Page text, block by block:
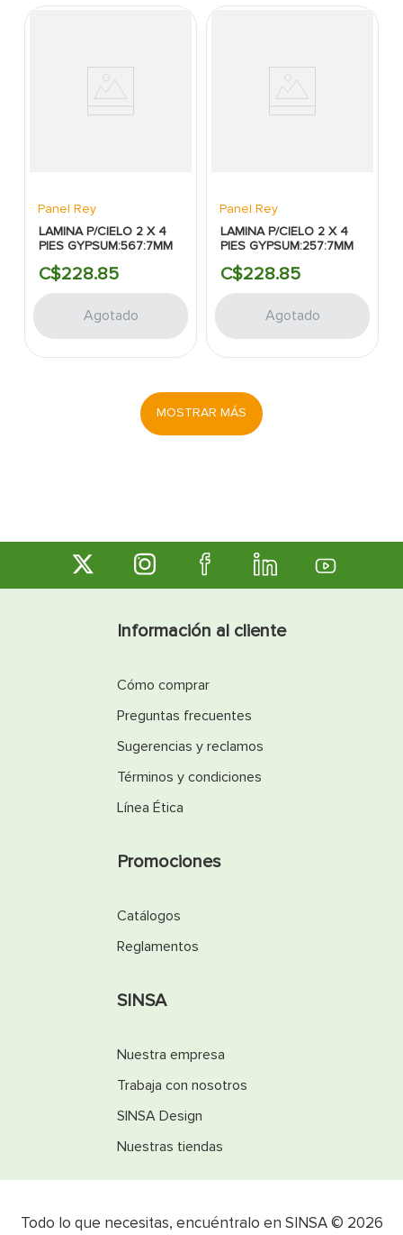
Panel Rey
LAMINA P/CIELO 2 X 4
PIES GYPSUM:567:7MM
C$228.85
Agotado
Panel Rey
LAMINA P/CIELO 2 X 4
PIES GYPSUM:257:7MM
C$228.85
Agotado
MOSTRAR MÁS
Información al cliente
Cómo comprar
Preguntas frecuentes
Sugerencias y reclamos
Términos y condiciones
Línea Ética
Promociones
Catálogos
Reglamentos
SINSA
Nuestra empresa
Trabaja con nosotros
SINSA Design
Nuestras tiendas
Todo lo que necesitas, encuéntralo en SINSA © 2026